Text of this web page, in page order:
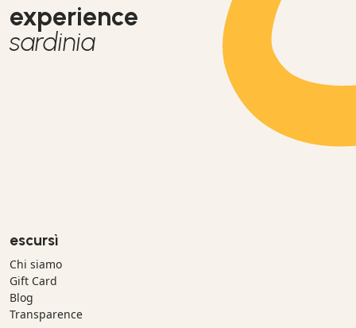
experience
sardinia
escursì
Chi siamo
Gift Card
Blog
Transparence